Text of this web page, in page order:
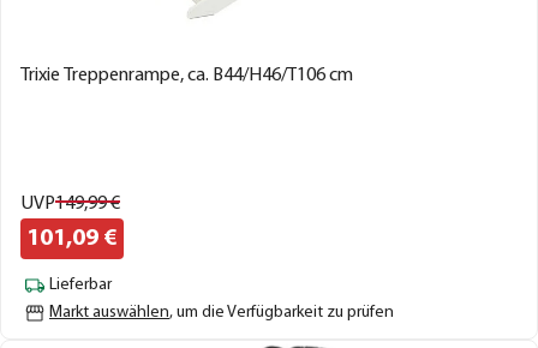
Trixie Treppenrampe, ca. B44/H46/T106 cm
UVP149,99€
101,09 €
Lieferbar
Markt auswählen, um die Verfügbarkeit zu prüfen